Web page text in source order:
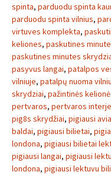
spinta, parduodu spinta
parduodu spinta vilnius,
virtuves komplekta,
keliones, paskutines
paskutines minutes
pasyvus langai, patalpos
vilniuje, patalpų nuoma
skrydziai, pažintinės
pertvaros, pertvaros
pig8s skrydžiai, pigiausi
baldai, pigiausi bilietai,
londona, pigiausi bilietai
pigiausi langai, pigiausi
londona, pigiausi lektuvu